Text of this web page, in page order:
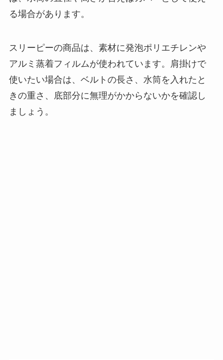
る場合があります。
スリーピーの商品は、素材に発泡ポリエチレンや
アルミ蒸着フィルムが使われています。肩掛けで
使いたい場合は、ベルトの長さ、水筒を入れたと
きの重さ、底部分に無理がかからないかを確認し
ましょう。